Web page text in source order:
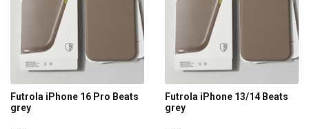
Futrola iPhone 16 Pro Beats
grey
Futrola iPhone 13/14 Beats
grey